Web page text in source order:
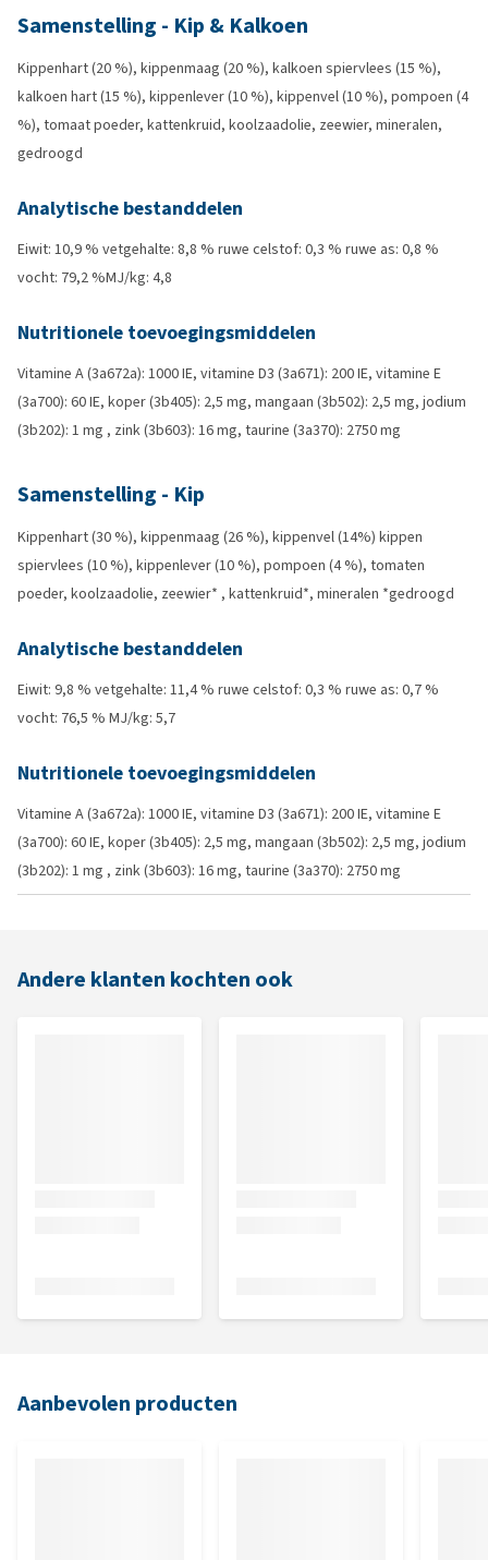
Samenstelling - Kip & Kalkoen
Kippenhart (20 %), kippenmaag (20 %), kalkoen spiervlees (15 %),
kalkoen hart (15 %), kippenlever (10 %), kippenvel (10 %), pompoen (4
%), tomaat poeder, kattenkruid, koolzaadolie, zeewier, mineralen,
gedroogd
Analytische bestanddelen
Eiwit: 10,9 % vetgehalte: 8,8 % ruwe celstof: 0,3 % ruwe as: 0,8 %
vocht: 79,2 %MJ/kg: 4,8
Nutritionele toevoegingsmiddelen
Vitamine A (3a672a): 1000 IE, vitamine D3 (3a671): 200 IE, vitamine E
(3a700): 60 IE, koper (3b405): 2,5 mg, mangaan (3b502): 2,5 mg, jodium
(3b202): 1 mg , zink (3b603): 16 mg, taurine (3a370): 2750 mg
Samenstelling - Kip
Kippenhart (30 %), kippenmaag (26 %), kippenvel (14%) kippen
spiervlees (10 %), kippenlever (10 %), pompoen (4 %), tomaten
poeder, koolzaadolie, zeewier* , kattenkruid*, mineralen *gedroogd
Analytische bestanddelen
Eiwit: 9,8 % vetgehalte: 11,4 % ruwe celstof: 0,3 % ruwe as: 0,7 %
vocht: 76,5 % MJ/kg: 5,7
Nutritionele toevoegingsmiddelen
Vitamine A (3a672a): 1000 IE, vitamine D3 (3a671): 200 IE, vitamine E
(3a700): 60 IE, koper (3b405): 2,5 mg, mangaan (3b502): 2,5 mg, jodium
(3b202): 1 mg , zink (3b603): 16 mg, taurine (3a370): 2750 mg
Andere klanten kochten ook
Aanbevolen producten